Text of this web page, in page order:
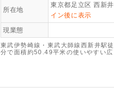
所在地
東京都足立区 西新
イン後に表示
現業態
東武伊勢崎線・東武大師線西新井駅
分で面積約50.49平米の使いやすい